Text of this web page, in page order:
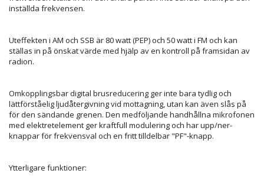
inställda frekvensen.
Uteffekten i AM och SSB är 80 watt (PEP) och 50 watt i FM och kan
ställas in på önskat värde med hjälp av en kontroll på framsidan av
radion.
Omkopplingsbar digital brusreducering ger inte bara tydlig och
lättförståelig ljudåtergivning vid mottagning, utan kan även slås på
för den sändande grenen. Den medföljande handhållna mikrofonen
med elektretelement ger kraftfull modulering och har upp/ner-
knappar för frekvensval och en fritt tilldelbar "PF"-knapp.
Ytterligare funktioner: